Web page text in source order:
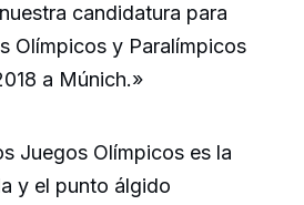
candidatura para
Olímpicos y Paralímpicos
a Múnich.»
Juegos Olímpicos es la
y el punto álgido